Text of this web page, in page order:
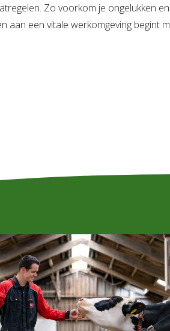
Zo voorkom je ongelukken en
aan een vitale werkomgeving begint